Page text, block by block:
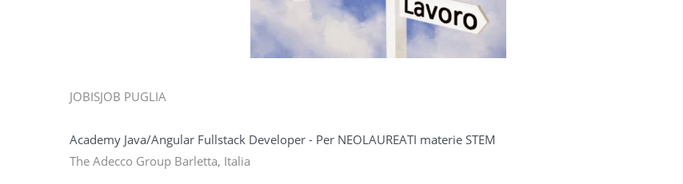
JOBISJOB PUGLIA
Academy Java/Angular Fullstack Developer - Per NEOLAUREATI materie STEM
The Adecco Group Barletta, Italia